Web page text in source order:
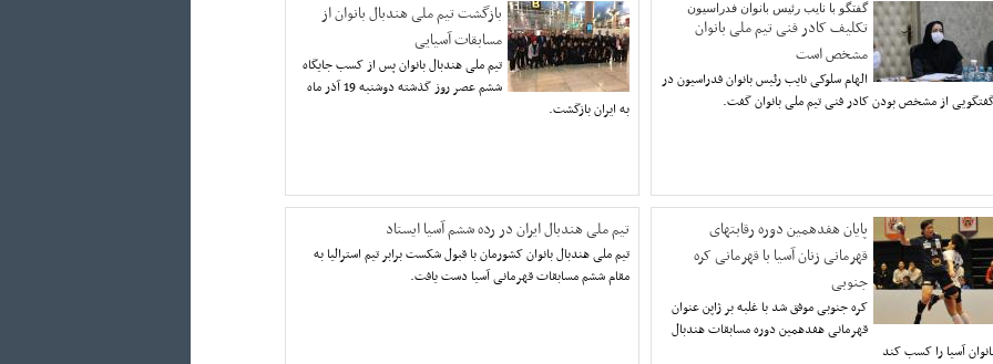
گفتگو با نایب رئیس بانوان فدراسیون
تکلیف کادر فنی تیم ملی بانوان
مشخص است
الهام سلوکی نایب رئیس بانوان فدراسیون در
از مشخص بودن کادر فنی تیم ملی بانوان گفت.
بازگشت تیم ملی هندبال بانوان از
مسابقات آسیایی
تیم ملی هندبال بانوان پس از کسب جایگاه
ششم عصر روز گذشته دوشنبه 19 آذر ماه
به ایران بازگشت.
پایان هفدهمین دوره رقابتهای
قهرمانی زنان آسیا با قهرمانی کره
جنوبی
کره جنوبی موفق شد با غلبه بر ژاپن عنوان
قهرمانی هفدهمین دوره مسابقات هندبال
آسیا را کسب کند
تیم ملی هندبال ایران در رده ششم آسیا ایستاد
تیم ملی هندبال بانوان کشورمان با قبول شکست برابر تیم استرالیا به
مقام ششم مسابقات قهرمانی آسیا دست یافت.